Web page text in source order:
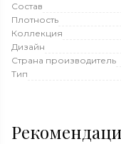
Состав
Плотность
Коллекция
Дизайн
Страна производитель
Тип